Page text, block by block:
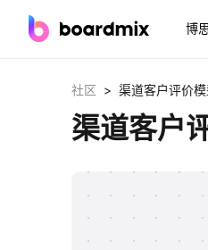
博
社区 > 渠道客户评价模
渠道客户